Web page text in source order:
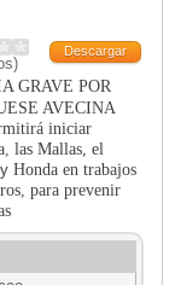
Descargar
GRAVE POR
SE AVECINA
iniciar
, las Mallas, el
y Honda en trabajos
, para prevenir